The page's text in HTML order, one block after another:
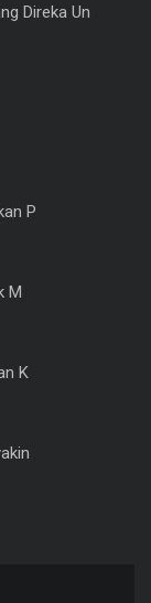
Direka Un
P
M
K